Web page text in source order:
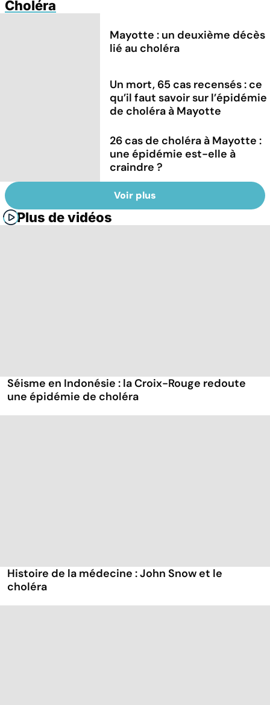
Choléra
Mayotte : un deuxième décès
lié au choléra
Un mort, 65 cas recensés : ce
qu’il faut savoir sur l’épidémie
de choléra à Mayotte
26 cas de choléra à Mayotte :
une épidémie est-elle à
craindre ?
Voir plus
Plus de vidéos
Séisme en Indonésie : la Croix-Rouge redoute
une épidémie de choléra
Histoire de la médecine : John Snow et le
choléra